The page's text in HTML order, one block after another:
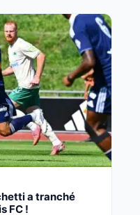
a tranché
FC !